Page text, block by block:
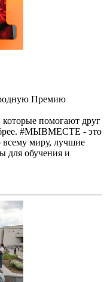
Премию
помогают друг
#МЫВМЕСТЕ - это
миру, лучшие
для обучения и